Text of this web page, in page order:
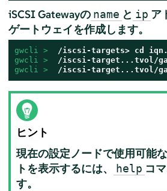
iSCSI Gatewayの name と ip ア
ゲートウェイを作成します。
gwcli >
/iscsi-targets> cd
gwcli >
gwcli >
/iscsi-target...tvol/
ヒント
現在の設定ノードで使用可能
トを表示するには、
help コ
す。